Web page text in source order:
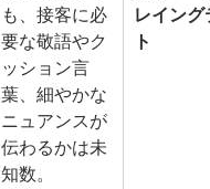
も、接客に必
要な敬語やク
ッション言
葉、細やかな
ニュアンスが
伝わるかは未
知数。
レイング
ト